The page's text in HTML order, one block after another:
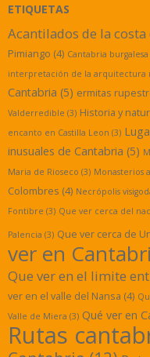
ETIQUETAS
Acantilados de la costa
Pimiango (4) Cantabria burgalesa
interpretación de la arquitectura
Cantabria (5) ermitas
Valderredible (3) Historia y
encanto en Castilla Leon (3)
inusuales de Cantabria (5)
Maria de Rioseco (3) Monasterios
Colombres (4) Necrópolis
Fontibre (3) Que ver cerca del
Palencia (3) Que ver cerca de
ver en
Que ver en el limite
ver en el valle del Nansa (4)
Valle de Miera (3) Qué ver en
Rutas